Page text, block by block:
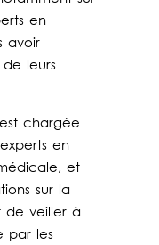
en
avoir
leurs
chargée
en
et
sur la
de veiller à
par les